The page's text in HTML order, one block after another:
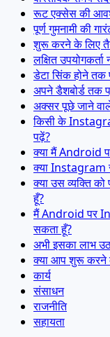
रूट एक्सेस की
पूर्ण गुमनामी की
शुरू करने के लिए
लक्षित उपयोगकर्ता
डेटा सिंक होने तक
अपने डैशबोर्ड तक
अक्सर पूछे जाने
किसी के
पढ़ें?
क्या मैं Android
क्या Instagram
क्या उस व्यक्ति
हूँ?
मैं Android पर
सकता हूँ?
अभी इसका लाभ
क्या आप शुरू करने
कार्य
संसाधन
राजनीति
सहायता